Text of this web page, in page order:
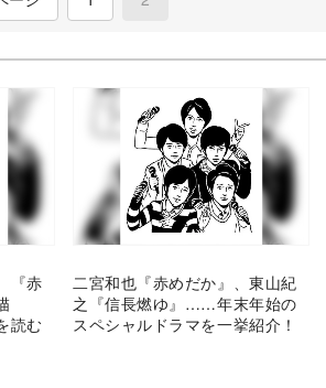
『赤
読む
二宮和也『赤めだか』、東山紀
之『信長燃ゆ』……年末年始の
スペシャルドラマを一挙紹介！